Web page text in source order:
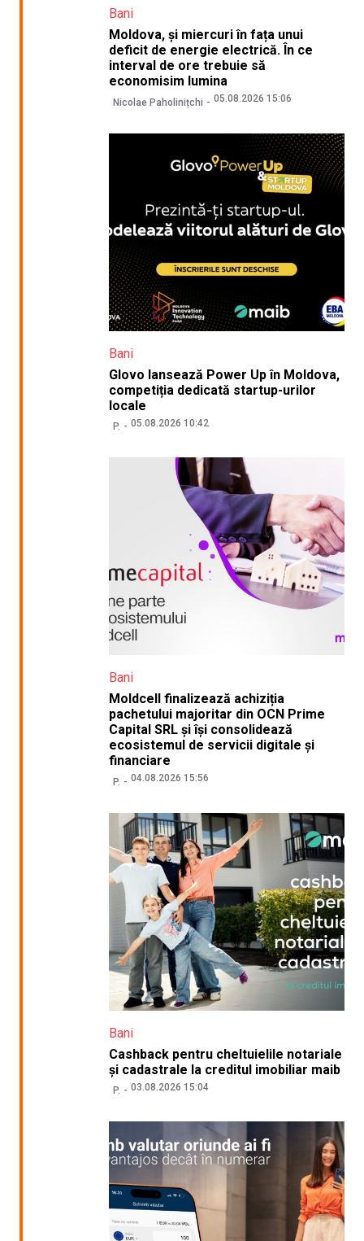
Bani
Moldova, și miercuri în fața unui
deficit de energie electrică. În ce
interval de ore trebuie să
economisim lumina
Nicolae Paholinițchi 05.08.2026 15:06
Bani
Glovo lansează Power Up în Moldova,
competiția dedicată startup-urilor
locale
P. 05.08.2026 10:42
Bani
Moldcell finalizează achiziția
pachetului majoritar din OCN Prime
Capital SRL și își consolidează
ecosistemul de servicii digitale și
financiare
P. 04.08.2026 15:56
Bani
Cashback pentru cheltuielile notariale
și cadastrale la creditul imobiliar maib
P. 03.08.2026 15:04